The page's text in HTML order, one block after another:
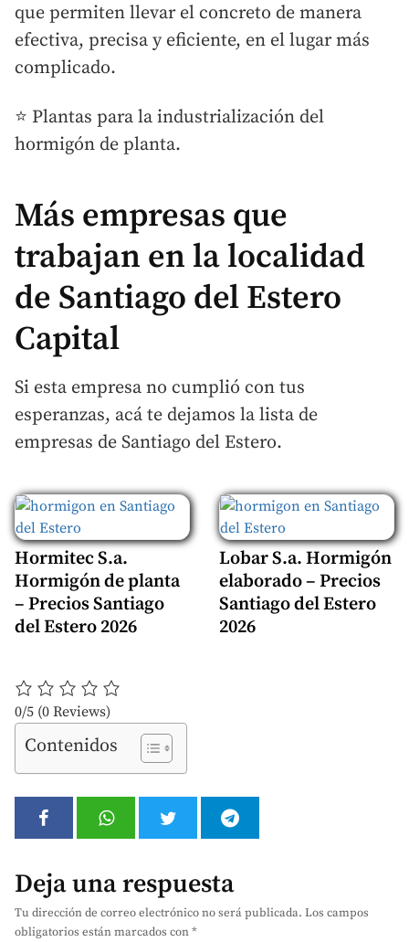
que permiten llevar el concreto de manera
efectiva, precisa y eficiente, en el lugar más
complicado.
⭐ Plantas para la industrialización del
hormigón de planta.
Más empresas que
trabajan en la localidad
de Santiago del Estero
Capital
Si esta empresa no cumplió con tus
esperanzas, acá te dejamos la lista de
empresas de Santiago del Estero.
Hormitec S.a.
Hormigón de planta
– Precios Santiago
del Estero 2026
Lobar S.a. Hormigón
elaborado – Precios
Santiago del Estero
2026
0/5 (0 Reviews)
Contenidos
Deja una respuesta
Tu dirección de correo electrónico no será publicada. Los campos
obligatorios están marcados con*